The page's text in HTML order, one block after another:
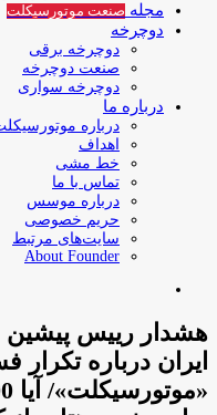
مجله صنعت موتورسیکلت
دوچرخه
دوچرخه برقی
صنعت دوچرخه
دوچرخه سواری
درباره ما
درباره
اهداف
خط مشی
تماس با ما
درباره موسس
حریم خصوصی
سایت‌های مرتبط
About Founder
هشدار رییس
ایران درباره